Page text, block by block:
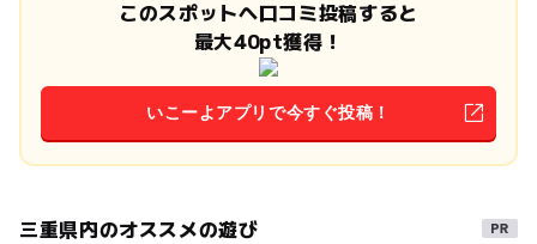
このスポットへ口コミ投稿すると
最大40pt獲得！
いこーよアプリで今すぐ投稿！
三重県内のオススメの遊び